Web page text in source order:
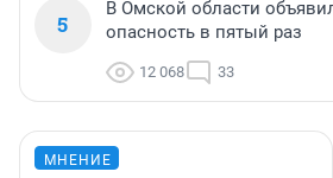
5
В Омской области
опасность в пятый раз
12 068 33
МНЕНИЕ